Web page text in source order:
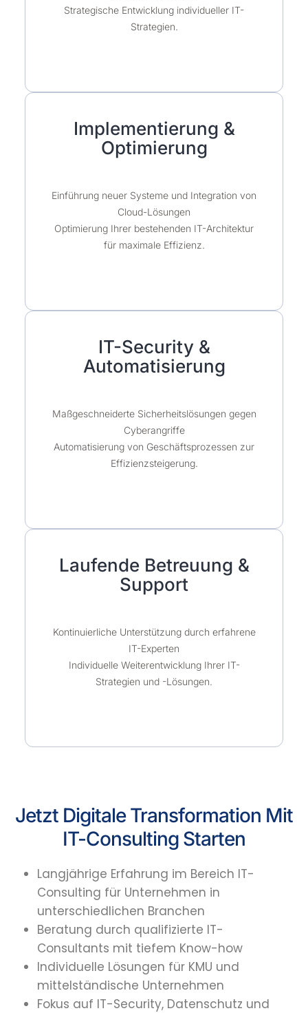
Strategische Entwicklung individueller IT-
Strategien.
Implementierung &
Optimierung
Einführung neuer Systeme und Integration von
Cloud-Lösungen
Optimierung Ihrer bestehenden IT-Architektur
für maximale Effizienz.
IT-Security &
Automatisierung
Maßgeschneiderte Sicherheitslösungen gegen
Cyberangriffe
Automatisierung von Geschäftsprozessen zur
Effizienzsteigerung.
Laufende Betreuung &
Support
Kontinuierliche Unterstützung durch erfahrene
IT-Experten
Individuelle Weiterentwicklung Ihrer IT-
Strategien und -Lösungen.
Jetzt Digitale Transformation Mit
IT-Consulting Starten
Langjährige Erfahrung im Bereich IT-
Consulting für Unternehmen in
unterschiedlichen Branchen
Beratung durch qualifizierte IT-
Consultants mit tiefem Know-how
Individuelle Lösungen für KMU und
mittelständische Unternehmen
Fokus auf IT-Security, Datenschutz und